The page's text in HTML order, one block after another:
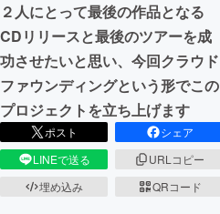
２人にとって最後の作品となる
CDリリースと最後のツアーを成
功させたいと思い、今回クラウド
ファウンディングという形でこの
プロジェクトを立ち上げます
ポスト
シェア
LINEで送る
URLコピー
埋め込み
QRコード